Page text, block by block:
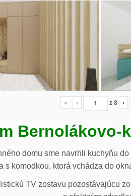
« ‹ z8 ›
Bernolákovo-
domu sme navrhli kuchyňu
s komodkou, ktorá vchádza do
TV zostavu pozostávajúcu